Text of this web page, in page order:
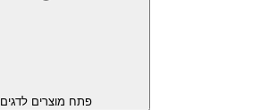
פתח מוצרים לדגים